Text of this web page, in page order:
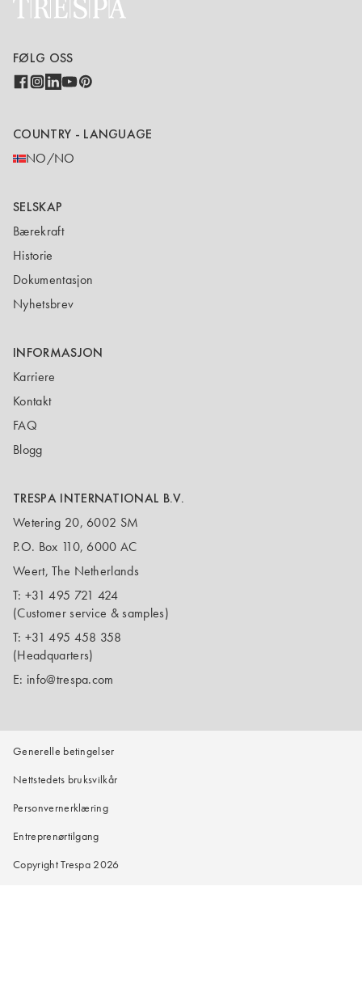
FØLG OSS
COUNTRY - LANGUAGE
NO/NO
SELSKAP
Bærekraft
Historie
Dokumentasjon
Nyhetsbrev
INFORMASJON
Karriere
Kontakt
FAQ
Blogg
TRESPA INTERNATIONAL B.V.
Wetering 20, 6002 SM
P.O. Box 110, 6000 AC
Weert, The Netherlands
T: +31 495 721 424
(Customer service & samples)
T: +31 495 458 358
(Headquarters)
E: info@trespa.com
Generelle betingelser
Nettstedets bruksvilkår
Personvernerklæring
Entreprenørtilgang
Copyright Trespa 2026